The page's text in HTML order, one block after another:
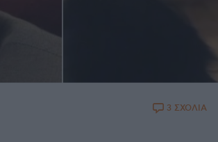
3 ΣΧΟΛΙΑ